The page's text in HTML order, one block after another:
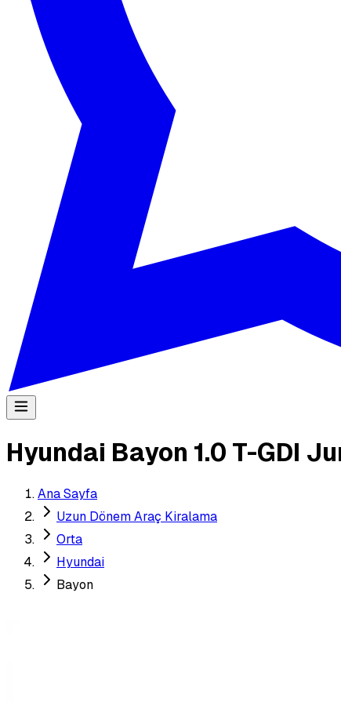
Hyundai Bayon 1.0 T-GDI
Ana Sayfa
Uzun Dönem Araç Kiralama
Orta
Hyundai
Bayon